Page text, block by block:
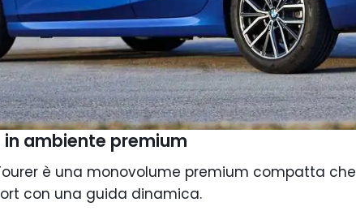
ambiente premium
è una monovolume premium compatta che
con una guida dinamica.